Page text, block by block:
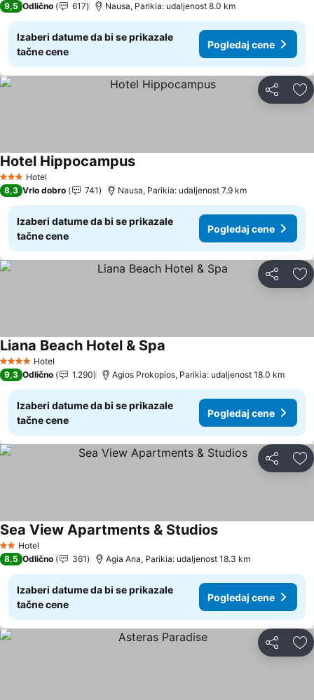
9,5 Odlično 617 Nausa, Parikia: udaljenost 8.0 km
Izaberi datume da bi se prikazale
tačne cene
Pogledaj cene
Deli
3 Zvezdice
Hotel
Hotel Hippocampus
8,3 Vrlo dobro 741 Nausa, Parikia: udaljenost 7.9 km
Izaberi datume da bi se prikazale
tačne cene
Pogledaj cene
Deli
4 ZvezdiceHotel
Liana Beach Hotel & Spa
9,3 Odlično 1.290 Agios Prokopios, Parikia: udaljenost 18.0 km
Izaberi datume da bi se prikazale
tačne cene
Pogledaj cene
Deli
2 Zvezdice
Hotel
Sea View Apartments & Studios
8,5 Odlično 361 Agia Ana, Parikia: udaljenost 18.3 km
Izaberi datume da bi se prikazale
tačne cene
Pogledaj cene
Deli